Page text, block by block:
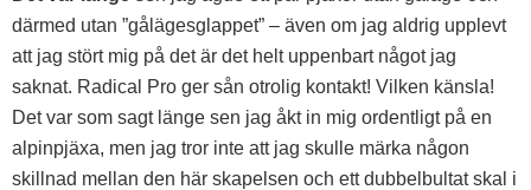
därmed utan ”gålägesglappet” – även om jag aldrig upplevt
att jag stört mig på det är det helt uppenbart något jag
saknat. Radical Pro ger sån otrolig kontakt! Vilken känsla!
Det var som sagt länge sen jag åkt in mig ordentligt på en
alpinpjäxa, men jag tror inte att jag skulle märka någon
skillnad mellan den här skapelsen och ett dubbelbultat skal i